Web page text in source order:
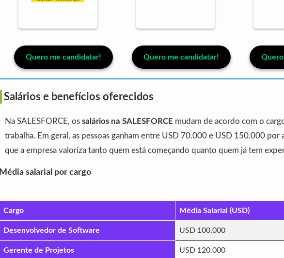
Quero me candidatar! Quero me candidatar!
Salários e benefícios oferecidos
Na SALESFORCE, os salários na SALESFORCE mudam de acordo com o
trabalha. Em geral, as pessoas ganham entre USD 70.000 e USD 150.000 por
que a empresa valoriza tanto quem está começando quanto quem já tem
Média salarial por cargo
Cargo Média Salarial (USD)
Desenvolvedor de Software USD 100.000
Gerente de Projetos USD 120.000